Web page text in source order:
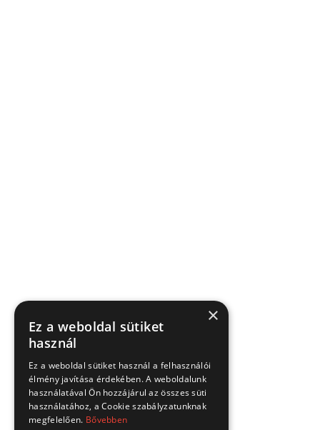
×
Ez a weboldal sütiket
használ
Ez a weboldal sütiket használ a felhasználói
élmény javítása érdekében. A weboldalunk
használatával Ön hozzájárul az összes süti
használatához, a Cookie szabályzatunknak
megfelelően. Bővebben